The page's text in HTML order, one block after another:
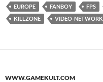
EUROPE
FANBOY FPS
KILLZONE
VIDEO-NETWORK
WWW.GAMEKULT.COM